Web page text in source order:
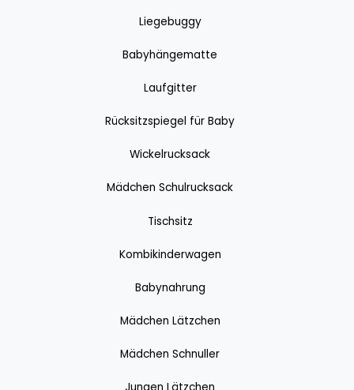
Liegebuggy
Babyhängematte
Laufgitter
Rücksitzspiegel für Baby
Wickelrucksack
Mädchen Schulrucksack
Tischsitz
Kombikinderwagen
Babynahrung
Mädchen Lätzchen
Mädchen Schnuller